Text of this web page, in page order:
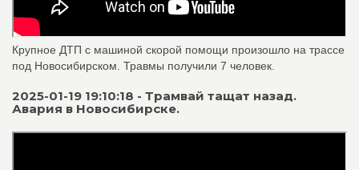
Крупное ДТП с машиной скорой помощи произошло на трассе
под Новосибирском. Травмы получили 7 человек.
2025-01-19 19:10:18 - Трамвай тащат назад.
Авария в Новосибирске.